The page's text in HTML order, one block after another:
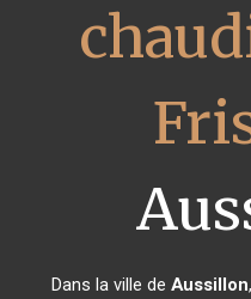
Dans la ville deAussillon